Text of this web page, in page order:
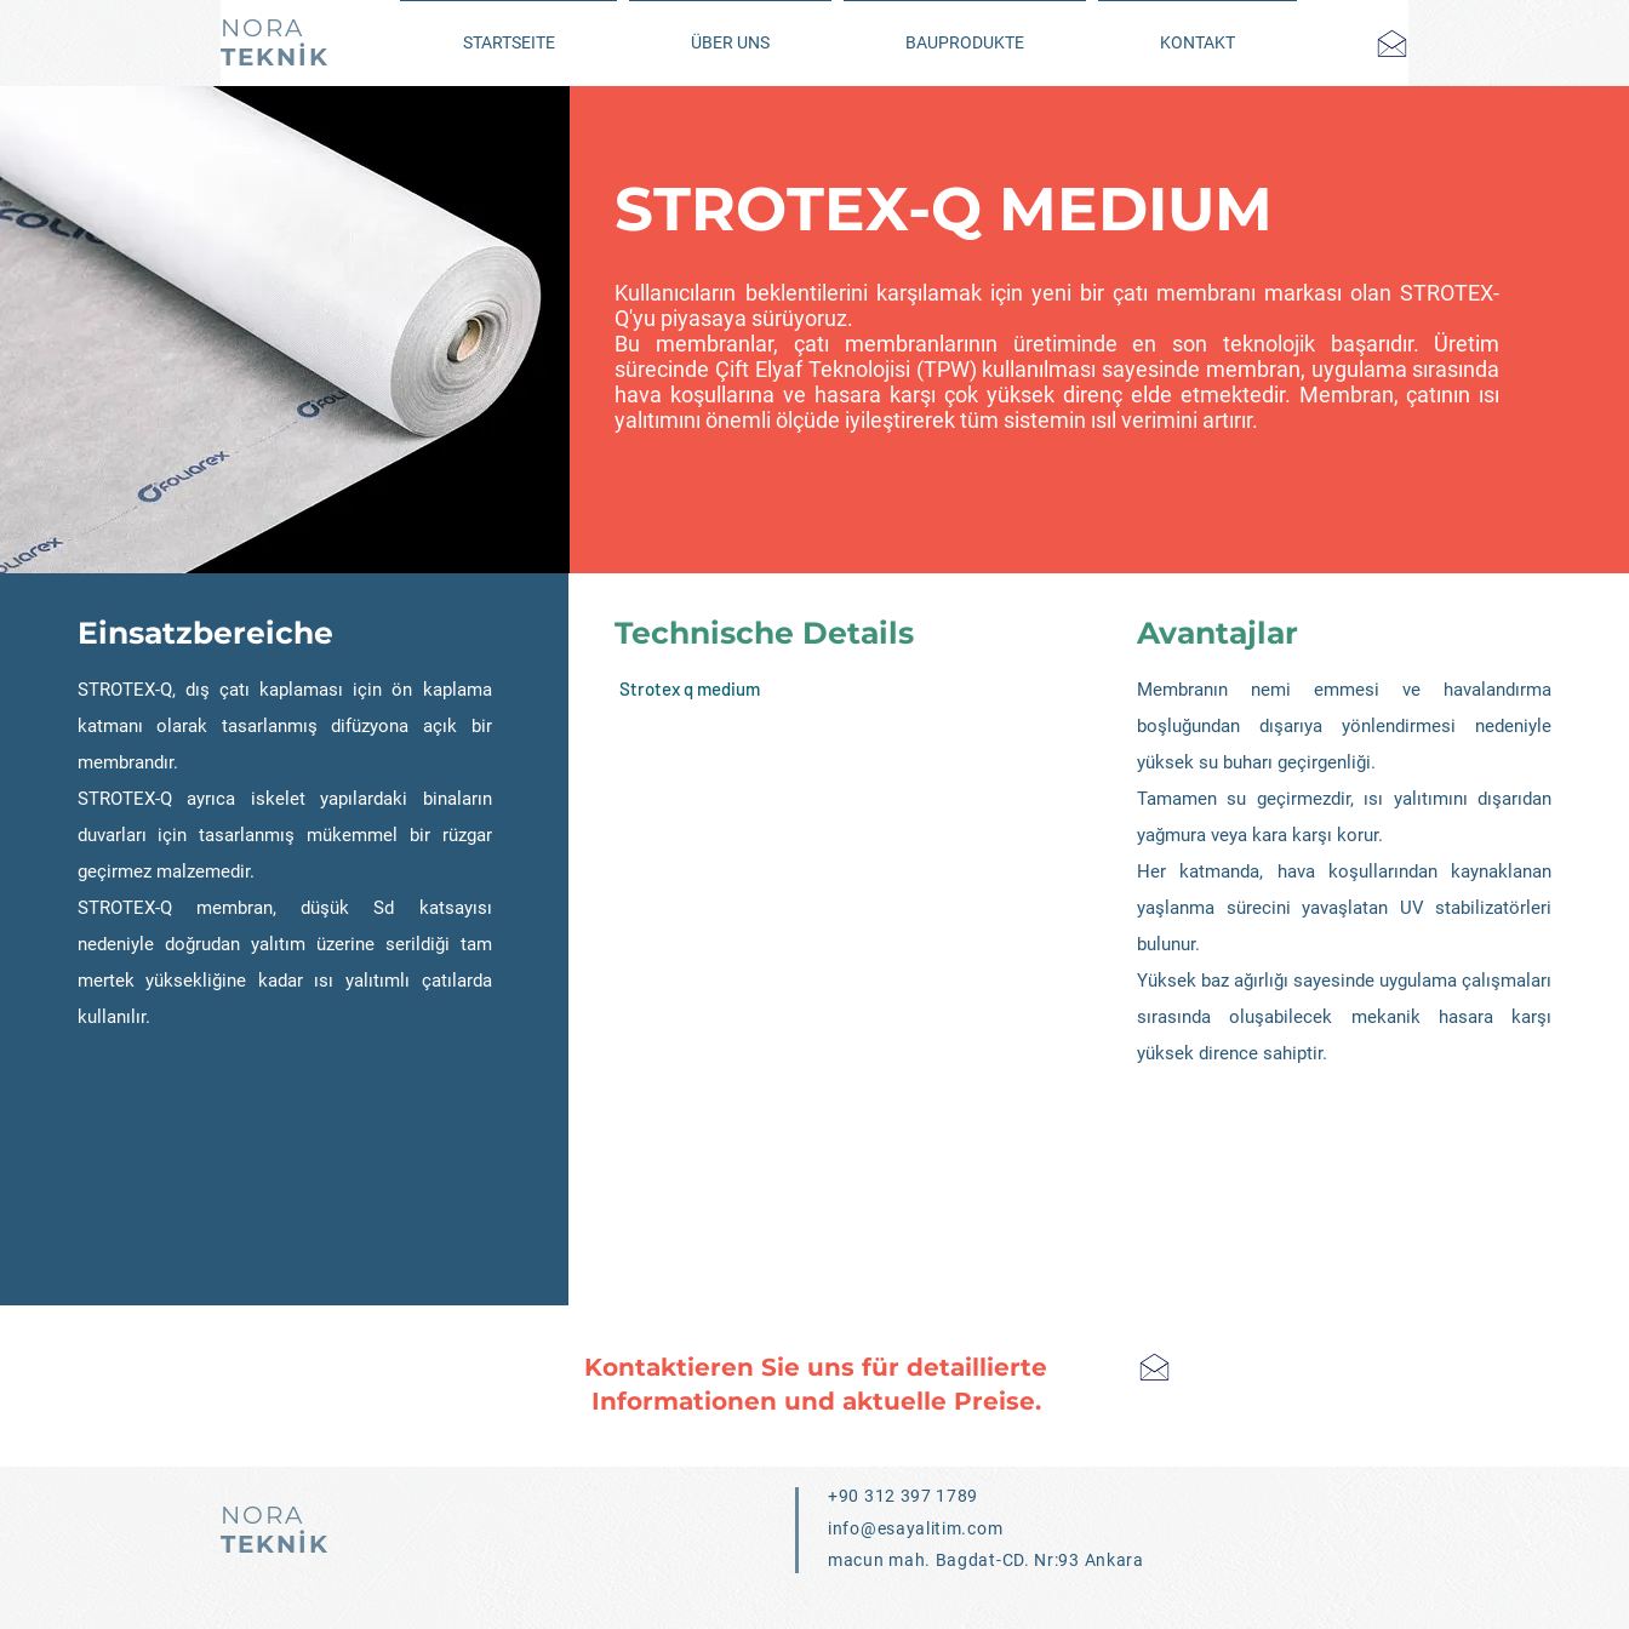
NORA
TEKNİK
STARTSEITE ÜBER UNS BAUPRODUKTE KONTAKT
STROTEX-Q MEDIUM
Kullanıcıların beklentilerini karşılamak için yeni bir çatı membranı markası olan STROTEX-
Q'yu piyasaya sürüyoruz.
Bu membranlar, çatı membranlarının üretiminde en son teknolojik başarıdır. Üretim
sürecinde Çift Elyaf Teknolojisi (TPW) kullanılması sayesinde membran, uygulama sırasında
hava koşullarına ve hasara karşı çok yüksek direnç elde etmektedir. Membran, çatının ısı
yalıtımını önemli ölçüde iyileştirerek tüm sistemin ısıl verimini artırır.
Einsatzbereiche
STROTEX-Q, dış çatı kaplaması için ön kaplama
katmanı olarak tasarlanmış difüzyona açık bir
membrandır.
STROTEX-Q ayrıca iskelet yapılardaki binaların
duvarları için tasarlanmış mükemmel bir rüzgar
geçirmez malzemedir.
STROTEX-Q membran, düşük Sd katsayısı
nedeniyle doğrudan yalıtım üzerine serildiği tam
mertek yüksekliğine kadar ısı yalıtımlı çatılarda
kullanılır.
Technische Details
Strotex q medium
Avantajlar
Membranın nemi emmesi ve havalandırma
boşluğundan dışarıya yönlendirmesi nedeniyle
yüksek su buharı geçirgenliği.
Tamamen su geçirmezdir, ısı yalıtımını dışarıdan
yağmura veya kara karşı korur.
Her katmanda, hava koşullarından kaynaklanan
yaşlanma sürecini yavaşlatan UV stabilizatörleri
bulunur.
Yüksek baz ağırlığı sayesinde uygulama çalışmaları
sırasında oluşabilecek mekanik hasara karşı
yüksek dirence sahiptir.
Kontaktieren Sie uns für detaillierte
Informationen und aktuelle Preise.
NORA
TEKNİK
+90 312 397 1789
info@esayalitim.com
macun mah. Bagdat-CD. Nr:93 Ankara